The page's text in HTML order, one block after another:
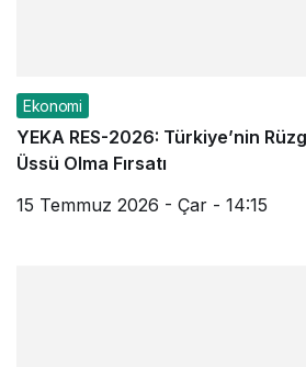
Ekonomi
YEKA RES-2026: Türkiye’nin
Üssü Olma Fırsatı
15 Temmuz 2026 - Çar - 14:15